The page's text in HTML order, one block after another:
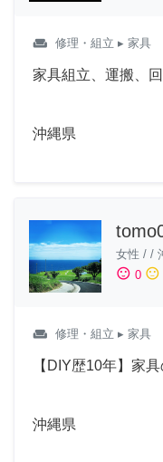
weekend 修理・組立 ▸ 家具
家具組立、運搬、
沖縄県
女性 / /
sentiment_satisfied 0 sentiment_neutral
weekend 修理・組立 ▸ 家具
【DIY歴10年】家
沖縄県